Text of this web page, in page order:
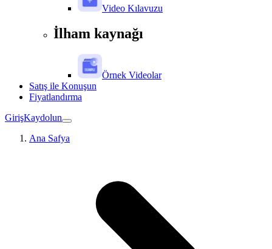
Video Kılavuzu
İlham kaynağı
Örnek Videolar
Satış ile Konuşun
Fiyatlandırma
GirişKaydolun
Ana Safya